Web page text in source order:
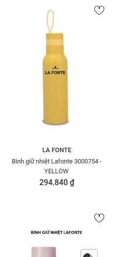
LA FONTE
Bình giữ nhiệt Lafonte 3000754 -
YELLOW
294.840 ₫